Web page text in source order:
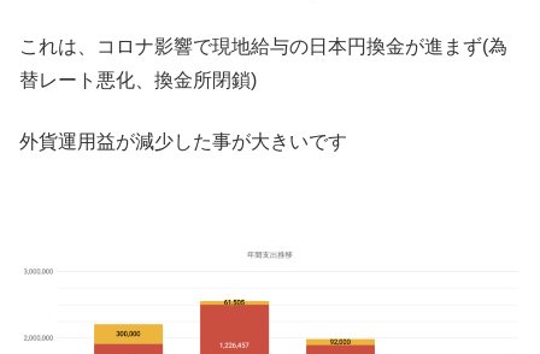
これは、コロナ影響で現地給与の日本円換金が進まず(為
替レート悪化、換金所閉鎖)
外貨運用益が減少した事が大きいです